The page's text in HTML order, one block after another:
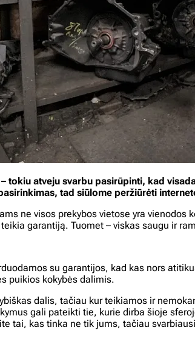
tokiu atveju svarbu pasirūpinti, kad
tad siūlome peržiūrėti
ne visos prekybos vietose yra
garantiją. Tuomet – viskas saugu ir
su garantijos, kad kas nors
puikios kokybės dalimis.
dalis, tačiau kur teikiamos ir
gali pateikti tie, kurie dirba šioje
tai, kas tinka ne tik jums, tačiau